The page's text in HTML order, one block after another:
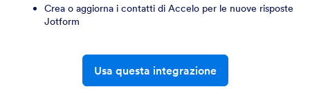
Crea o aggiorna i contatti di Accelo per le nuove risposte
Jotform
Usa questa integrazione